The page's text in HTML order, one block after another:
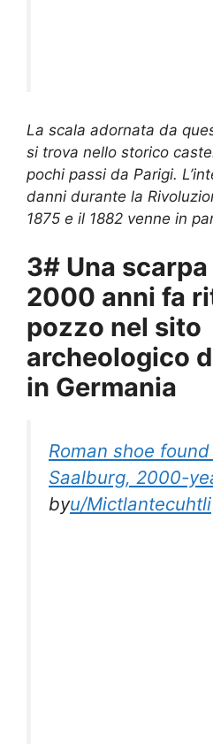
La scala adornata da
si trova nello storico
pochi passi da Parigi.
danni durante la
1875 e il 1882 venne in
3# Una
2000 anni fa
pozzo nel sito
archeologico
in Germania
Roman shoe
Saalburg, 2000-
byu/Mictlantecuhtli